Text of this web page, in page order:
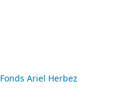
Fonds Ariel Herbez